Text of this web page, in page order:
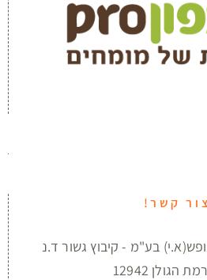
צור קשר!
בע"מ - קיבוץ גשור ד.נ
רמת הגולן 12942